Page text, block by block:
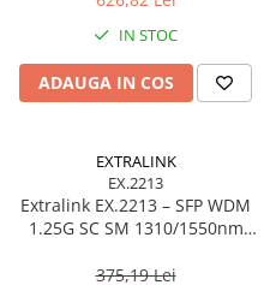
IN STOC
ADAUGA IN COS
EXTRALINK
EX.2213
Extralink EX.2213 – SFP WDM
1.25G SC SM 1310/1550nm
375,19 Lei